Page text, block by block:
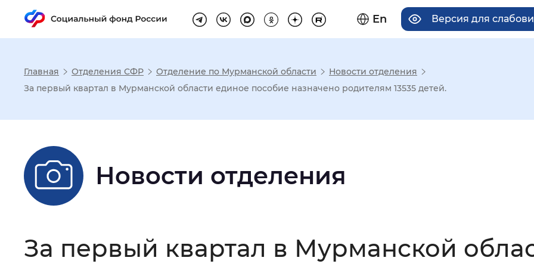
En Версия для
Настройка режима отображения
Шрифт: Без засечек С засечками
Интервал между буквами Большой
Главная Отделения СФР Отделение по Мурманской области
Новости отделения
За первый квартал в Мурманской области единое пособие назначено родителям 13535 детей.
Новости отделения
За первый квартал в Мурманской